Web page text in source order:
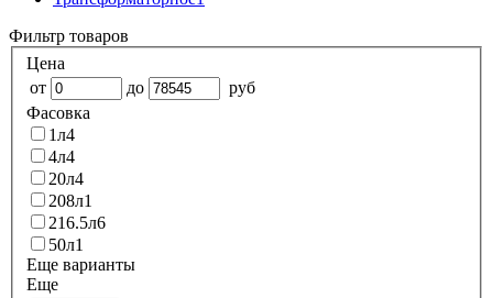
Фильтр товаров
Цена
от
до
руб
Фасовка
1л4
4л4
20л4
208л1
216.5л6
50л1
Еще варианты
Еще